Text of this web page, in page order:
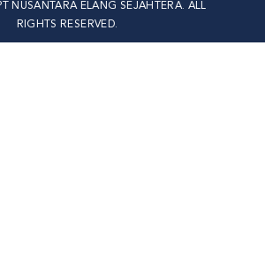
NUSANTARA ELANG SEJAHTERA. ALL
RIGHTS RESERVED.